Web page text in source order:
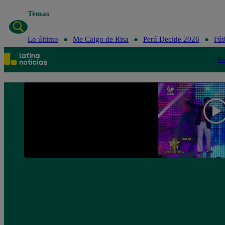
Temas
Lo último Me Caigo de Risa Perú Decide 2026